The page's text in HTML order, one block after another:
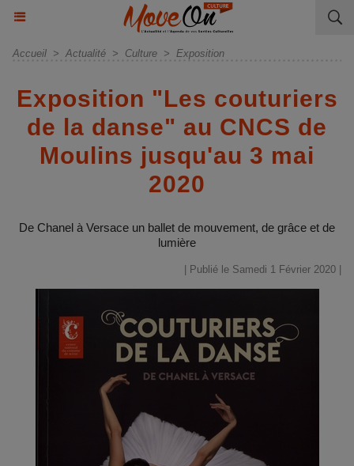
Accueil > Actualité > Culture > Exposition
Exposition "Les couturiers
de la danse" au CNCS de
Moulins jusqu'au 3 mai
2020
De Chanel à Versace un ballet de mouvement, de grâce et de
lumière
| Publié le Samedi 1 Février 2020 |